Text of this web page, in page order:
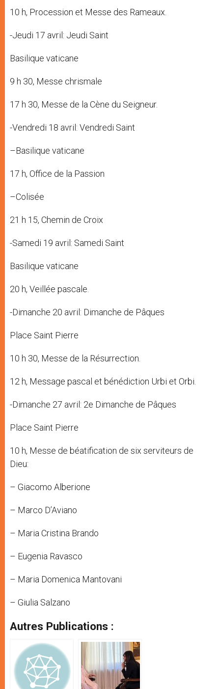
10 h, Procession et Messe des Rameaux.
-Jeudi 17 avril: Jeudi Saint
Basilique vaticane
9 h 30, Messe chrismale
17 h 30, Messe de la Cène du Seigneur.
-Vendredi 18 avril: Vendredi Saint
–Basilique vaticane
17 h, Office de la Passion
–Colisée
21 h 15, Chemin de Croix
-Samedi 19 avril: Samedi Saint
Basilique vaticane
20 h, Veillée pascale.
-Dimanche 20 avril: Dimanche de Pâques
Place Saint Pierre
10 h 30, Messe de la Résurrection.
12 h, Message pascal et bénédiction Urbi et Orbi.
-Dimanche 27 avril: 2e Dimanche de Pâques
Place Saint Pierre
10 h, Messe de béatification de six serviteurs de
Dieu:
– Giacomo Alberione
– Marco D’Aviano
– Maria Cristina Brando
– Eugenia Ravasco
– Maria Domenica Mantovani
– Giulia Salzano
Autres Publications :